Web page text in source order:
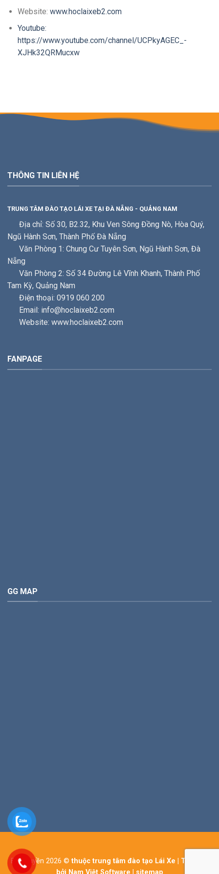
Website: www.hoclaixeb2.com
Youtube:
https://www.youtube.com/channel/UCPkyAGEC_-
XJHk32QRMucxw
THÔNG TIN LIÊN HỆ
TRUNG TÂM ĐÀO TẠO LÁI XE TẠI ĐÀ NẴNG - QUẢNG NAM
Địa chỉ: Số 30, B2.32, Khu Ven Sông Đồng Nò, Hòa Quý,
Ngũ Hành Sơn, Thành Phố Đà Nẵng
Văn Phòng 1: Chung Cư Tuyên Sơn, Ngũ Hành Sơn, Đà
Nẵng
Văn Phòng 2: Số 34 Đường Lê Vĩnh Khanh, Thành Phố
Tam Kỳ, Quảng Nam
Điện thoại: 0919 060 200
Email: info@hoclaixeb2.com
Website: www.hoclaixeb2.com
FANPAGE
GG MAP
Bản quyền 2026 ©thuộc trung tâm đào tạo Lái Xe | Thiết kế
bởi Nam Việt Software
sitemap